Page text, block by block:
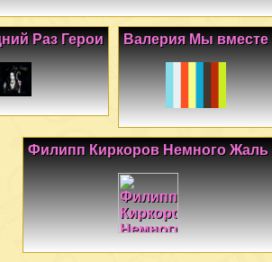
Валерия Мы вместе
Раз Герои
Филипп Киркоров Немного Жаль